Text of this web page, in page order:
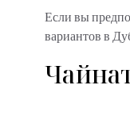
Если вы
вариантов в